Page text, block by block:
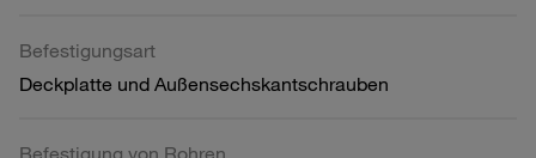
Befestigungsart
Deckplatte und Außensechskantschrauben
Befestigung von Rohren